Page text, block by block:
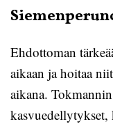
Ehdottoman
aikaan ja hoitaa
aikana.